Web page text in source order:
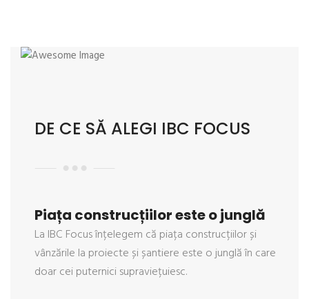
DE CE SĂ ALEGI IBC FOCUS
Piața construcțiilor este o junglă
La IBC Focus înțelegem că piața construcțiilor și
vânzările la proiecte și șantiere este o junglă în care
doar cei puternici supraviețuiesc.